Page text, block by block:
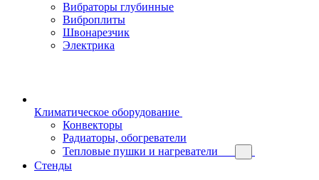
Вибраторы глубинные
Виброплиты
Швонарезчик
Электрика
Климатическое оборудование
Конвекторы
Радиаторы, обогреватели
Тепловые пушки и нагреватели
Стенды